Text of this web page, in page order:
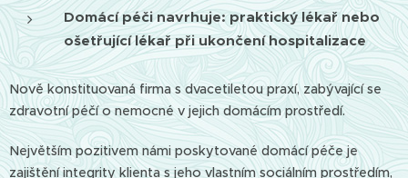
Domácí péči navrhuje: praktický lékař nebo
ošetřující lékař při ukončení hospitalizace
Nově konstituovaná firma s dvacetiletou praxí, zabývající se
zdravotní péčí o nemocné v jejich domácím prostředí.
Největším pozitivem námi poskytované domácí péče je
zajištění integrity klienta s jeho vlastním sociálním prostředím,